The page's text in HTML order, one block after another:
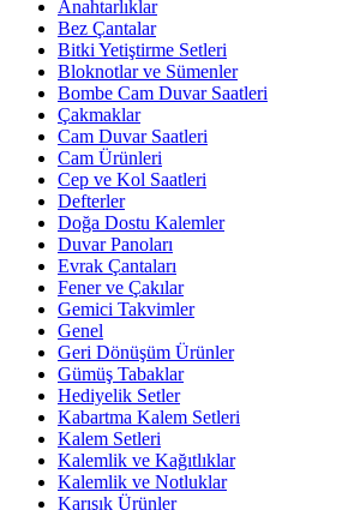
Anahtarlıklar
Bez Çantalar
Bitki Yetiştirme Setleri
Bloknotlar ve Sümenler
Bombe Cam Duvar Saatleri
Çakmaklar
Cam Duvar Saatleri
Cam Ürünleri
Cep ve Kol Saatleri
Defterler
Doğa Dostu Kalemler
Duvar Panoları
Evrak Çantaları
Fener ve Çakılar
Gemici Takvimler
Genel
Geri Dönüşüm Ürünler
Gümüş Tabaklar
Hediyelik Setler
Kabartma Kalem Setleri
Kalem Setleri
Kalemlik ve Kağıtlıklar
Kalemlik ve Notluklar
Karışık Ürünler